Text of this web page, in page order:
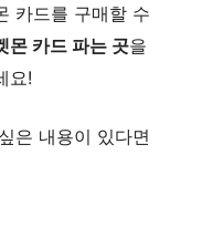
카드를 구매할 수
몬 카드 파는 곳을
요!
은 내용이 있다면